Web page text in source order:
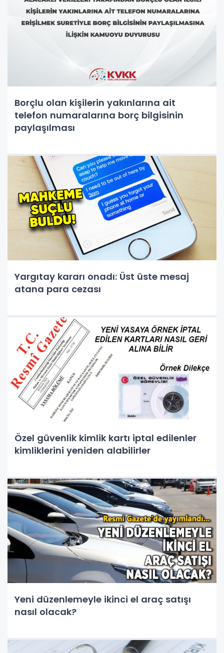
Borçlu olan kişilerin yakınlarına ait
telefon numaralarına borç bilgisinin
paylaşılması
Yargıtay kararı onadı: Üst üste mesaj
atana para cezası
Özel güvenlik kimlik kartı iptal edilenler
kimliklerini yeniden alabilirler
Yeni düzenlemeyle ikinci el araç satışı
nasıl olacak?